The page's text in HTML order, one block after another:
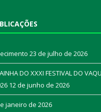
23 de julho de 2026
DO XXXI FESTIVAL DO
12 de junho de 2026
janeiro de 2026